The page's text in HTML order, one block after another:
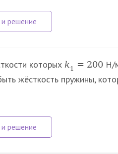
которых k1 = 200 Н/
жёсткость пружины,